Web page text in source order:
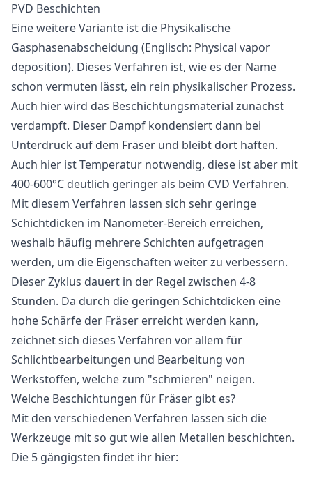
PVD Beschichten
Eine weitere Variante ist die Physikalische
Gasphasenabscheidung (Englisch: Physical vapor
deposition). Dieses Verfahren ist, wie es der Name
schon vermuten lässt, ein rein physikalischer Prozess.
Auch hier wird das Beschichtungsmaterial zunächst
verdampft. Dieser Dampf kondensiert dann bei
Unterdruck auf dem Fräser und bleibt dort haften.
Auch hier ist Temperatur notwendig, diese ist aber mit
400-600°C deutlich geringer als beim CVD Verfahren.
Mit diesem Verfahren lassen sich sehr geringe
Schichtdicken im Nanometer-Bereich erreichen,
weshalb häufig mehrere Schichten aufgetragen
werden, um die Eigenschaften weiter zu verbessern.
Dieser Zyklus dauert in der Regel zwischen 4-8
Stunden. Da durch die geringen Schichtdicken eine
hohe Schärfe der Fräser erreicht werden kann,
zeichnet sich dieses Verfahren vor allem für
Schlichtbearbeitungen und Bearbeitung von
Werkstoffen, welche zum "schmieren" neigen.
Welche Beschichtungen für Fräser gibt es?
Mit den verschiedenen Verfahren lassen sich die
Werkzeuge mit so gut wie allen Metallen beschichten.
Die 5 gängigsten findet ihr hier: